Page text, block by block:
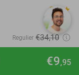
€9,95
9.7star
Regulier €34,10
€17